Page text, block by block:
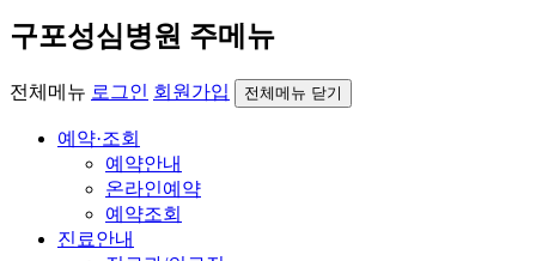
구포성심병원 주메뉴
전체메뉴 로그인 회원가입 전체메뉴 닫기
예약·조회
예약안내
온라인예약
예약조회
진료안내